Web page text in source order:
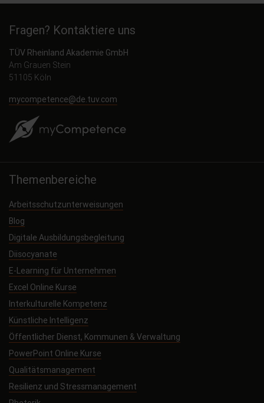
Fragen? Kontaktiere uns
TÜV Rheinland Akademie GmbH
Am Grauen Stein
51105 Köln
mycompetence@de.tuv.com
Themenbereiche
Arbeitsschutzunterweisungen
Blog
Digitale Ausbildungsbegleitung
Diisocyanate
E-Learning für Unternehmen
Excel Online Kurse
Interkulturelle Kompetenz
Künstliche Intelligenz
Öffentlicher Dienst, Kommunen & Verwaltung
PowerPoint Online Kurse
Qualitätsmanagement
Resilienz und Stressmanagement